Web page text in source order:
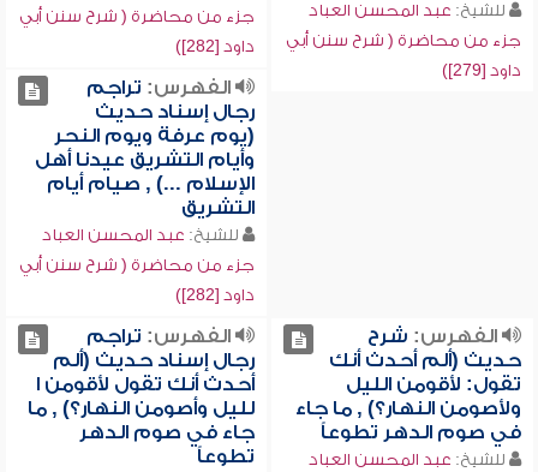
للشيخ: عبد المحسن العباد
جزء من محاضرة ( شرح سنن أبي
داود [279])
جزء من محاضرة ( شرح سنن أبي
داود [282])
الفهرس: تراجم
رجال إسناد حديث
(يوم عرفة ويوم النحر
وأيام التشريق عيدنا أهل
الإسلام ...) , صيام أيام
التشريق
للشيخ: عبد المحسن العباد
جزء من محاضرة ( شرح سنن أبي
داود [282])
الفهرس: شرح
حديث (ألم أحدث أنك
تقول: لأقومن الليل
ولأصومن النهار؟) , ما جاء
في صوم الدهر تطوعاً
للشيخ: عبد المحسن العباد
الفهرس: تراجم
رجال إسناد حديث (ألم
أحدث أنك تقول لأقومن ا
لليل وأصومن النهار؟) , ما
جاء في صوم الدهر
تطوعاً